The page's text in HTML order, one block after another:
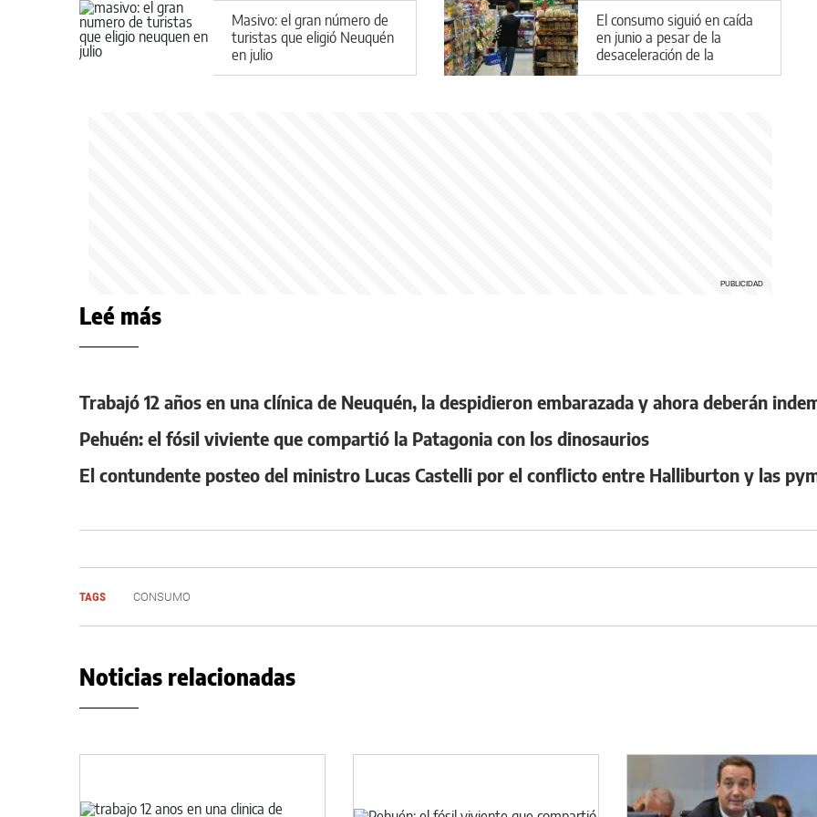
Masivo: el gran número de
turistas que eligió Neuquén
en julio
El consumo siguió en caída
en junio a pesar de la
desaceleración de la
inflación
Leé más
Trabajó 12 años en una clínica de Neuquén, la despidieron embarazada y ahora deberán
Pehuén: el fósil viviente que compartió la Patagonia con los dinosaurios
El contundente posteo del ministro Lucas Castelli por el conflicto entre Halliburton y las
TAGS CONSUMO
Noticias relacionadas